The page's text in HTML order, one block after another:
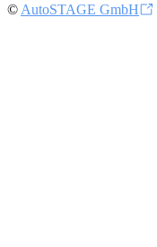
© AutoSTAGE GmbH